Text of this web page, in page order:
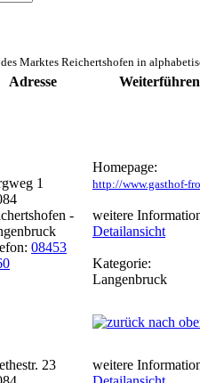
Marktes Reichertshofen in
Adresse
1
-
08453
Homepage:
http://www.gasthof-
weitere
Detailansicht
Kategorie:
Langenbruck
23
weitere